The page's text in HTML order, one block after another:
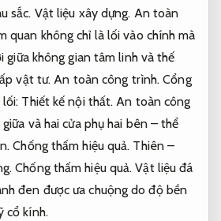
sắc. Vật liệu xây dựng. An toàn
quan không chỉ là lối vào chính mà
giữa không gian tâm linh và thế
vật tư. An toàn công trình. Cổng
Thiết kế nội thất. An toàn công
và hai cửa phụ hai bên – thể
Chống thấm hiệu quả. Thiên –
Chống thấm hiệu quả. Vật liệu đá
đen được ưa chuộng do độ bền
cổ kính.